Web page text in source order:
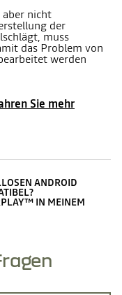
nicht
der
muss
das Problem von
werden
Sie mehr
ANDROID
IN MEINEM